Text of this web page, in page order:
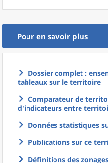
Pour en savoir plus
Dossier complet :
tableaux sur le territoire
Comparateur de
d'indicateurs entre
Données statistiques
Publications sur ce
Définitions des